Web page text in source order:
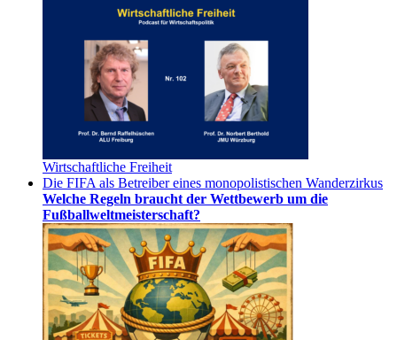
Wirtschaftliche Freiheit
Die FIFA als Betreiber eines monopolistischen Wanderzirkus
Welche Regeln braucht der Wettbewerb um die
Fußballweltmeisterschaft?